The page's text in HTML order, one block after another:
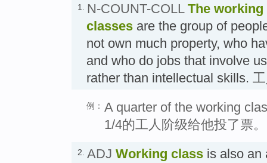
1. N-COUNT-COLL The working
classes are the group of
not own much property, who
and who do jobs that involve
rather than intellectual skills.
例： A quarter of the working
1/4的工人阶级给他投了票。
2. ADJ Working class is also an